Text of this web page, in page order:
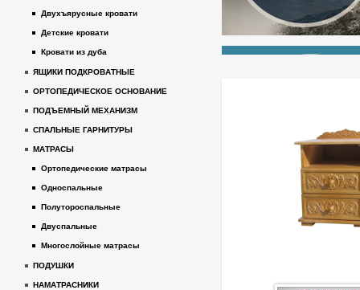
Двухъярусные кровати
Детские кровати
Кровати из дуба
ЯЩИКИ ПОДКРОВАТНЫЕ
ОРТОПЕДИЧЕСКОЕ ОСНОВАНИЕ
ПОДЪЕМНЫЙ МЕХАНИЗМ
СПАЛЬНЫЕ ГАРНИТУРЫ
МАТРАСЫ
Ортопедические матрасы
Односпальные
Полутороспальные
Двуспальные
Многослойные матрасы
ПОДУШКИ
НАМАТРАСНИКИ